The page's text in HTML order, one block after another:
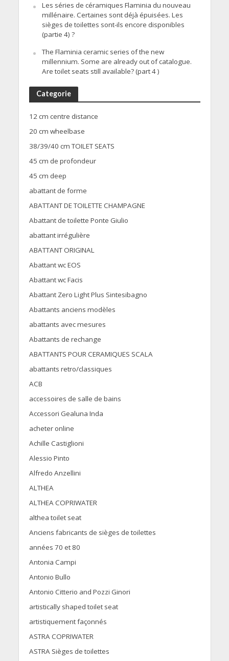
Les séries de céramiques Flaminia du nouveau
millénaire. Certaines sont déjà épuisées. Les
sièges de toilettes sont-ils encore disponibles
(partie 4) ?
The Flaminia ceramic series of the new
millennium. Some are already out of catalogue.
Are toilet seats still available? (part 4 )
Categorie
12 cm centre distance
20 cm wheelbase
38/39/40 cm TOILET SEATS
45 cm de profondeur
45 cm deep
abattant de forme
ABATTANT DE TOILETTE CHAMPAGNE
Abattant de toilette Ponte Giulio
abattant irrégulière
ABATTANT ORIGINAL
Abattant wc EOS
Abattant wc Facis
Abattant Zero Light Plus Sintesibagno
Abattants anciens modèles
abattants avec mesures
Abattants de rechange
ABATTANTS POUR CERAMIQUES SCALA
abattants retro/classiques
ACB
accessoires de salle de bains
Accessori Gealuna Inda
acheter online
Achille Castiglioni
Alessio Pinto
Alfredo Anzellini
ALTHEA
ALTHEA COPRIWATER
althea toilet seat
Anciens fabricants de sièges de toilettes
années 70 et 80
Antonia Campi
Antonio Bullo
Antonio Citterio and Pozzi Ginori
artistically shaped toilet seat
artistiquement façonnés
ASTRA COPRIWATER
ASTRA Sièges de toilettes